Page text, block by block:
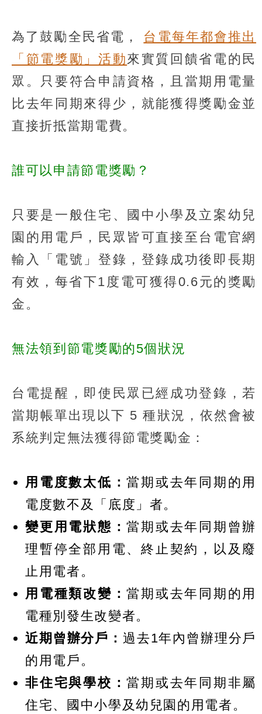
為了鼓勵全民省電， 台電每年都會推出
「節電獎勵」活動來實質回饋省電的民
眾。只要符合申請資格，且當期用電量
比去年同期來得少，就能獲得獎勵金並
直接折抵當期電費。
誰可以申請節電獎勵？
只要是一般住宅、國中小學及立案幼兒
園的用電戶，民眾皆可直接至台電官網
輸入「電號」登錄，登錄成功後即長期
有效，每省下1度電可獲得0.6元的獎勵
金。
無法領到節電獎勵的5個狀況
台電提醒，即使民眾已經成功登錄，若
當期帳單出現以下 5 種狀況，依然會被
系統判定無法獲得節電獎勵金：
用電度數太低：當期或去年同期的用
電度數不及「底度」者。
變更用電狀態：當期或去年同期曾辦
理暫停全部用電、終止契約，以及廢
止用電者。
用電種類改變：當期或去年同期的用
電種別發生改變者。
近期曾辦分戶： 過去1年內曾辦理分戶
的用電戶。
非住宅與學校：當期或去年同期非屬
住宅、國中小學及幼兒園的用電者。